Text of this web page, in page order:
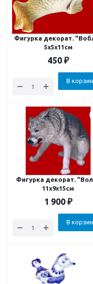
Фигурка декорат.
5x5x11см
450 ₽
В
Фигурка декорат.
11х9х15см
1 900 ₽
В